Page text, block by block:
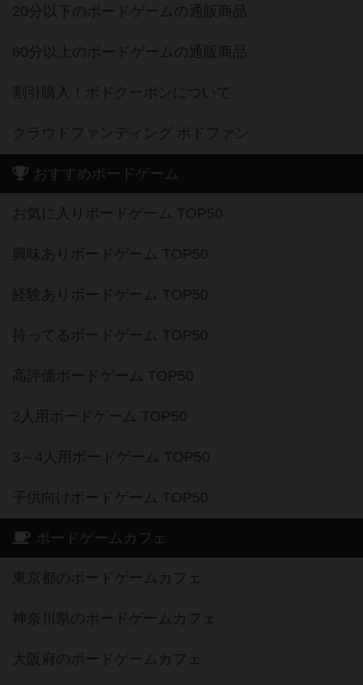
20分以下のボードゲームの通販商品
60分以上のボードゲームの通販商品
割引購入！ボドクーポンについて
クラウドファンディング ボドファン
おすすめボードゲーム
お気に入りボードゲーム TOP50
興味ありボードゲーム TOP50
経験ありボードゲーム TOP50
持ってるボードゲーム TOP50
高評価ボードゲーム TOP50
2人用ボードゲーム TOP50
3～4人用ボードゲーム TOP50
子供向けボードゲーム TOP50
ボードゲームカフェ
東京都のボードゲームカフェ
神奈川県のボードゲームカフェ
大阪府のボードゲームカフェ